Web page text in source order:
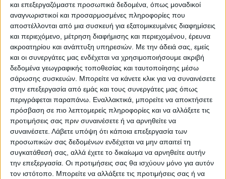
και επεξεργαζόμαστε προσωπικά δεδομένα, όπως μοναδικοί
αναγνωριστικοί και προσαρμοσμένες πληροφορίες που
αποστέλλονται από μια συσκευή για εξατομικευμένες διαφημίσεις
και περιεχόμενο, μέτρηση διαφήμισης και περιεχομένου, έρευνα
ακροατηρίου και ανάπτυξη υπηρεσιών. Με την άδειά σας, εμείς
και οι συνεργάτες μας ενδέχεται να χρησιμοποιήσουμε ακριβή
δεδομένα γεωγραφικής τοποθεσίας και ταυτοποίησης μέσω
σάρωσης συσκευών. Μπορείτε να κάνετε κλικ για να συναινέσετε
στην επεξεργασία από εμάς και τους συνεργάτες μας όπως
περιγράφεται παραπάνω. Εναλλακτικά, μπορείτε να αποκτήσετε
πρόσβαση σε πιο λεπτομερείς πληροφορίες και να αλλάξετε τις
προτιμήσεις σας πριν συναινέσετε ή να αρνηθείτε να
συναινέσετε. Λάβετε υπόψη ότι κάποια επεξεργασία των
προσωπικών σας δεδομένων ενδέχεται να μην απαιτεί τη
συγκατάθεσή σας, αλλά έχετε το δικαίωμα να αρνηθείτε αυτήν
την επεξεργασία. Οι προτιμήσεις σας θα ισχύουν μόνο για αυτόν
τον ιστότοπο. Μπορείτε να αλλάξετε τις προτιμήσεις σας ή να
Θεοδόσης Κατσάρας
https://neosagon.gr
ΠΑΡΟΜΟΙΑ ΑΡΘΡΑ